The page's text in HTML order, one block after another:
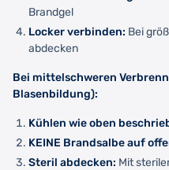
Brandgel
Locker verbinden: Bei
abdecken
Bei mittelschweren
Blasenbildung):
Kühlen wie oben
KEINE Brandsalbe auf
Steril abdecken: Mit